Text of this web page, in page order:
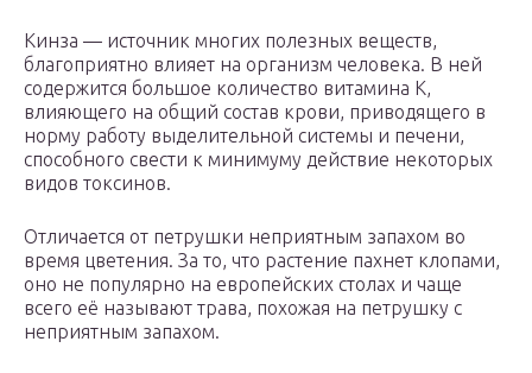
Кинза — источник многих полезных веществ,
благоприятно влияет на организм человека. В ней
содержится большое количество витамина К,
влияющего на общий состав крови, приводящего в
норму работу выделительной системы и печени,
способного свести к минимуму действие некоторых
видов токсинов.
Отличается от петрушки неприятным запахом во
время цветения. За то, что растение пахнет клопами,
оно не популярно на европейских столах и чаще
всего её называют трава, похожая на петрушку с
неприятным запахом.